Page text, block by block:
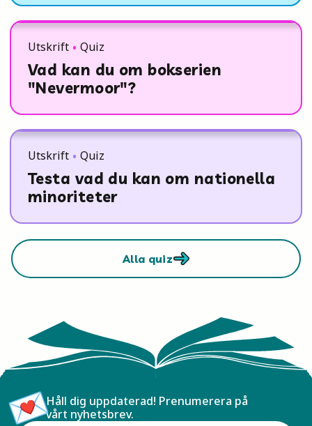
Vad kan du om bokserien
"Nevermoor"?
Utskrift Quiz
Testa vad du kan om nationella
minoriteter
Utskrift Quiz
Alla quiz
Håll dig uppdaterad! Prenumerera på
vårt nyhetsbrev.